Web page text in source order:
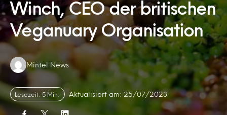
Winch, CEO der britischen
Veganuary Organisation
Authors:
Mintel News
Lesezeit: 5 Min. Aktualisiert am: 25/07/2023